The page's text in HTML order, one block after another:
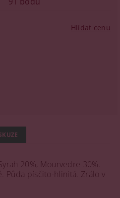
Hlídat cenu
20%, Mourvedre 30%.
Půda písčito-hlinitá. Zrálo v